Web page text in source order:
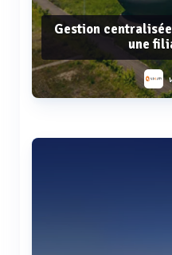
Gestion
une